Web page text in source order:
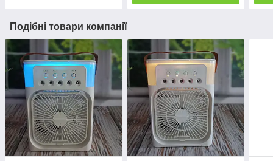
Подібні товари компанії